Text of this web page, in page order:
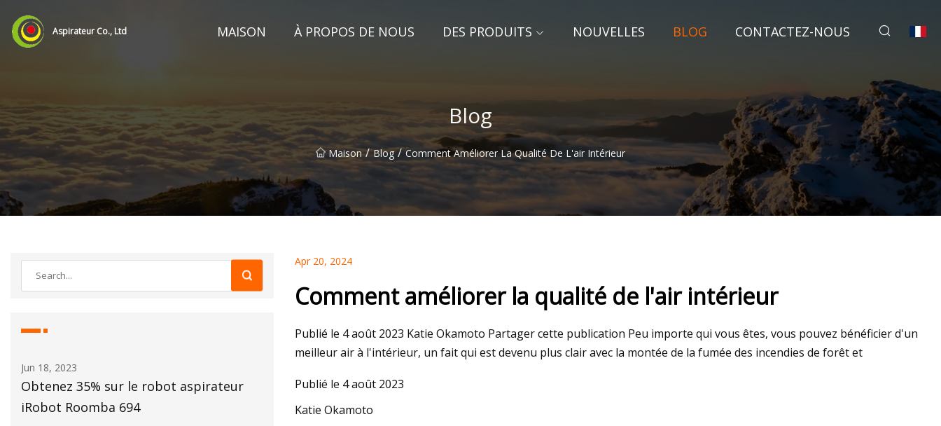
Aspirateur Co., Ltd MAISON À PROPOS DE NOUS DES PRODUITS NOUVELLES BLOG CONTACTEZ-NOUS
Blog
Maison / Blog / Comment Améliorer La Qualité De L'air Intérieur
Jun 18, 2023
Obtenez 35% sur le robot aspirateur
iRobot Roomba 694
Besoin d'un aspirateur pas cher ? Ce
Bissell coûte 25 $
Apr 20, 2024
Comment améliorer la qualité de l'air intérieur
Publié le 4 août 2023 Katie Okamoto Partager cette publication Peu importe qui vous êtes, vous pouvez bénéficier d'un
meilleur air à l'intérieur, un fait qui est devenu plus clair avec la montée de la fumée des incendies de forêt et
Publié le 4 août 2023
Katie Okamoto